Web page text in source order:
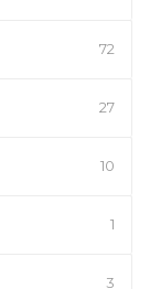
72
27
10
1
3